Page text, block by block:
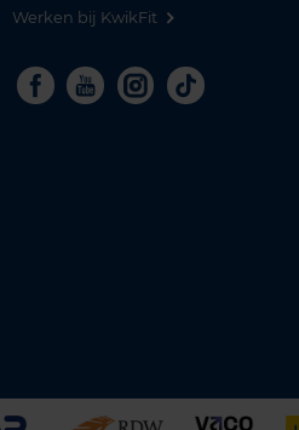
Werken bij KwikFit
Facebook
YoutubeInstagram
Tiktok